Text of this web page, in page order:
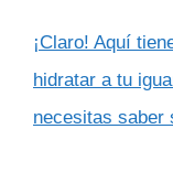
¡Claro! Aquí
hidratar a tu
necesitas saber